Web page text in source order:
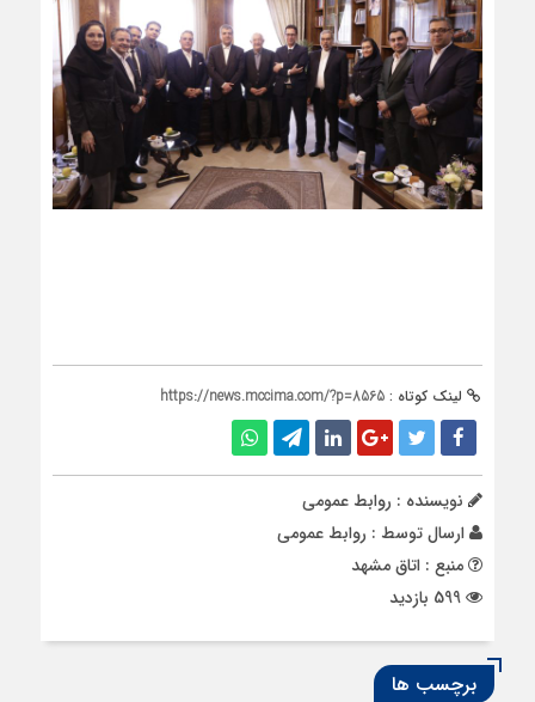
لینک کوتاه : https://news.mccima.com/?p=8565
نویسنده : روابط عمومی
ارسال توسط : روابط عمومی
منبع : اتاق مشهد
برچسب ها